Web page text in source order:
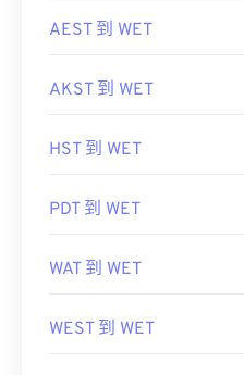
AEST 到 WET
AKST 到 WET
HST 到 WET
PDT 到 WET
WAT 到 WET
WEST 到 WET